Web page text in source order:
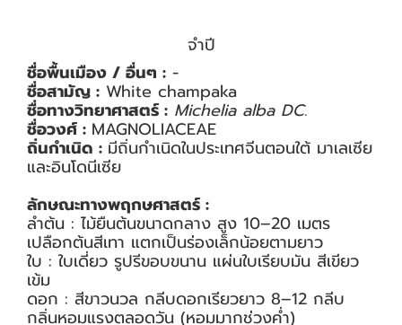
จำปี
ชื่อพื้นเมือง / อื่นๆ : -
ชื่อสามัญ : White champaka
ชื่อทางวิทยาศาสตร์ : Michelia alba DC.
ชื่อวงศ์ : MAGNOLIACEAE
ถิ่นกำเนิด : มีถิ่นกำเนิดในประเทศจีนตอนใต้ มาเลเซีย
และอินโดนีเซีย
ลักษณะทางพฤกษศาสตร์ :
ลำต้น : ไม้ยืนต้นขนาดกลาง สูง 10–20 เมตร
เปลือกต้นสีเทา แตกเป็นร่องเล็กน้อยตามยาว
ใบ : ใบเดี่ยว รูปรีขอบขนาน แผ่นใบเรียบมัน สีเขียว
เข้ม
ดอก : สีขาวนวล กลีบดอกเรียวยาว 8–12 กลีบ
กลิ่นหอมแรงตลอดวัน (หอมมากช่วงค่ำ)